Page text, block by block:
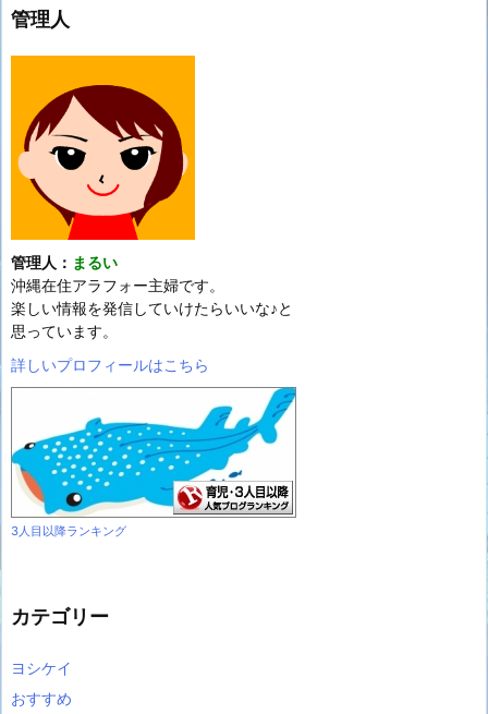
管理人
管理人： まるい
沖縄在住アラフォー主婦です。
楽しい情報を発信していけたらいいな♪と
思っています。
詳しいプロフィールはこちら
3人目以降ランキング
カテゴリー
ヨシケイ
おすすめ